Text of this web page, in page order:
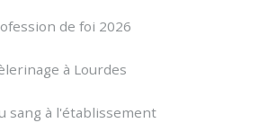
de foi 2026
à Lourdes
sang à l'établissement